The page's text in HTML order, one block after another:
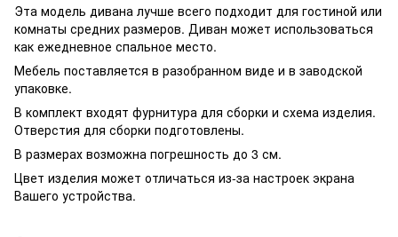
Эта модель дивана лучше всего подходит для гостиной или
комнаты средних размеров. Диван может использоваться
как ежедневное спальное место.
Мебель поставляется в разобранном виде и в заводской
упаковке.
В комплект входят фурнитура для сборки и схема изделия.
Отверстия для сборки подготовлены.
В размерах возможна погрешность до 3 см.
Цвет изделия может отличаться из-за настроек экрана
Вашего устройства.